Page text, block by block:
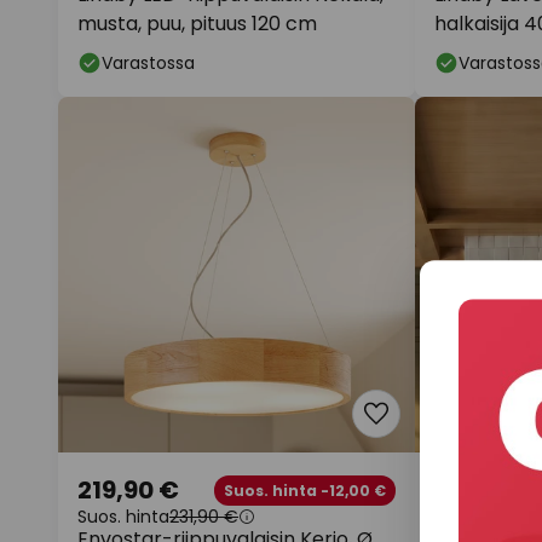
musta, puu, pituus 120 cm
Varastossa
halkaisija
219,90 € Suos. hinta -12,00 €
Suos. hinta231,90 €